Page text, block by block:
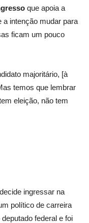
que apoia a
a intenção mudar para
ficam um pouco
majoritário, [à
temos que lembrar
eleição, não tem
ingressar na
político de carreira
federal e foi